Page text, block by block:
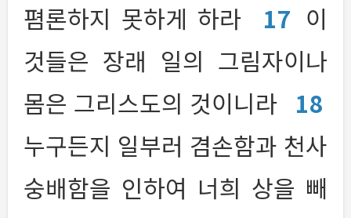
폄론하지 못하게 하라
17 이
것들은 장래 일의 그림자이나
몸은 그리스도의 것이니라 18
누구든지 일부러 겸손함과 천사
숭배함을 인하여 너희 상을 빼